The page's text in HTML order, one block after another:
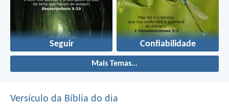
Seguir Confiabilidade
Mais Temas...
Versículo da Bíblia do dia